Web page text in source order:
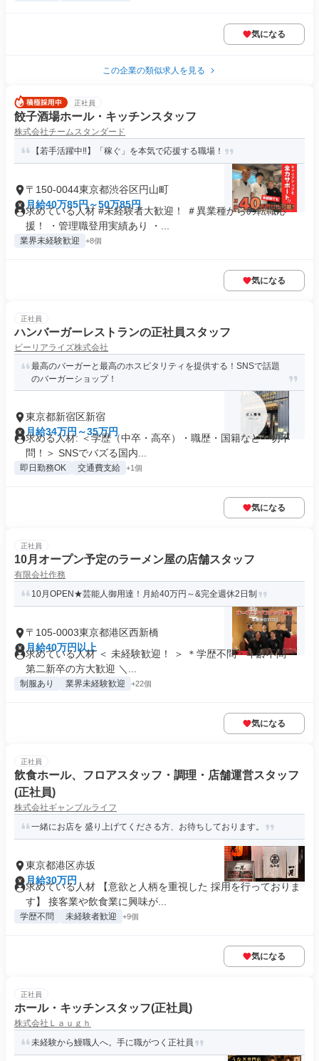
気になる
この企業の類似求人を見る
正社員
餃子酒場ホール・キッチンスタッフ
株式会社チームスタンダード
【若手活躍中‼】「稼ぐ」を本気で応援する職場！
〒150-0044東京都渋谷区円山町
月給40万85円～50万85円
求めている人材 #未経験者大歓迎！ ＃異業種からの転職応
援！ ・管理職登用実績あり ・...
業界未経験歓迎 +8個
気になる
正社員
ハンバーガーレストランの正社員スタッフ
ビーリアライズ株式会社
最高のバーガーと最高のホスピタリティを提供する！SNSで話題
のバーガーショップ！
東京都新宿区新宿
月給34万円～35万円
求める人材: ＜学歴（中卒・高卒）・職歴・国籍など一切不
問！＞ SNSでバズる国内...
即日勤務OK 交通費支給 +1個
気になる
正社員
10月オープン予定のラーメン屋の店舗スタッフ
有限会社作務
10月OPEN★芸能人御用達！月給40万円～&完全週休2日制
〒105-0003東京都港区西新橋
月給40万円以上
求めている人材 ＜ 未経験歓迎！ ＞ ＊学歴不問・年齢不問 ＊
第二新卒の方大歓迎 ＼...
制服あり 業界未経験歓迎 +22個
気になる
正社員
飲食ホール、フロアスタッフ・調理・店舗運営スタッフ
(正社員)
株式会社ギャンブルライフ
一緒にお店を 盛り上げてくださる方、お待ちしております。
東京都港区赤坂
月給30万円
求めている人材 【意欲と人柄を重視した 採用を行っておりま
す】 接客業や飲食業に興味が...
学歴不問 未経験者歓迎 +9個
気になる
正社員
ホール・キッチンスタッフ(正社員)
株式会社Ｌａｕｇｈ
未経験から鰻職人へ。手に職がつく正社員